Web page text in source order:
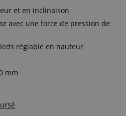
et en inclinaison
avec une force de pression de
réglable en hauteur
mm